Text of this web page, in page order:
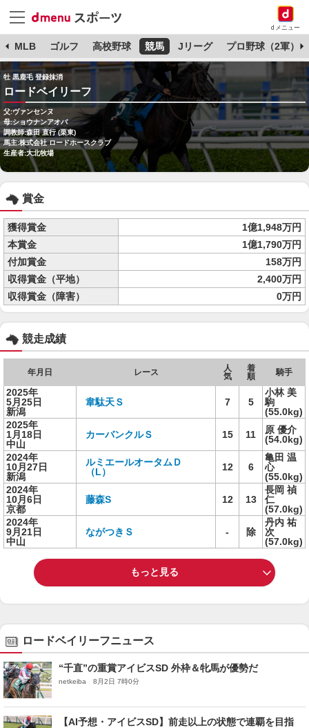
dメニュー
MLB ゴルフ 高校野球 競馬 Jリーグ プロ野球（2軍）
牡 黒鹿毛 登録抹消
ロードベイリーフ
父:ヴァンセンヌ
母:ショウナンアオバ
調教師:森田 直行 (栗東)
馬主:株式会社 ロードホースクラブ
生産者:大北牧場
賞金
獲得賞金
1億1,948万円
本賞金
1億1,790万円
付加賞金
158万円
収得賞金（平地）
2,400万円
収得賞金（障害）
0万円
競走成績
年月日 レース
人
気
着
順
騎手
2025年
5月25日
新潟
韋駄天Ｓ 7 5
小林 美
駒
(55.0kg)
2025年
1月18日
中山
カーバンクルＳ 15 11
原 優介
(54.0kg)
2024年
10月27日
新潟
ルミエールオータムＤ
（L）
12 6
亀田 温
心
(55.0kg)
2024年
10月6日
京都
藤森S 12 13
長岡 禎
仁
(57.0kg)
2024年
9月21日
中山
ながつきＳ - 除
丹内 祐
次
(57.0kg)
もっと見る
ロードベイリーフニュース
“千直”の重賞アイビスSD 外枠＆牝馬が優勢だ
netkeiba 8月2日 7時0分
【AI予想・アイビスSD】前走以上の状態で連覇を目指